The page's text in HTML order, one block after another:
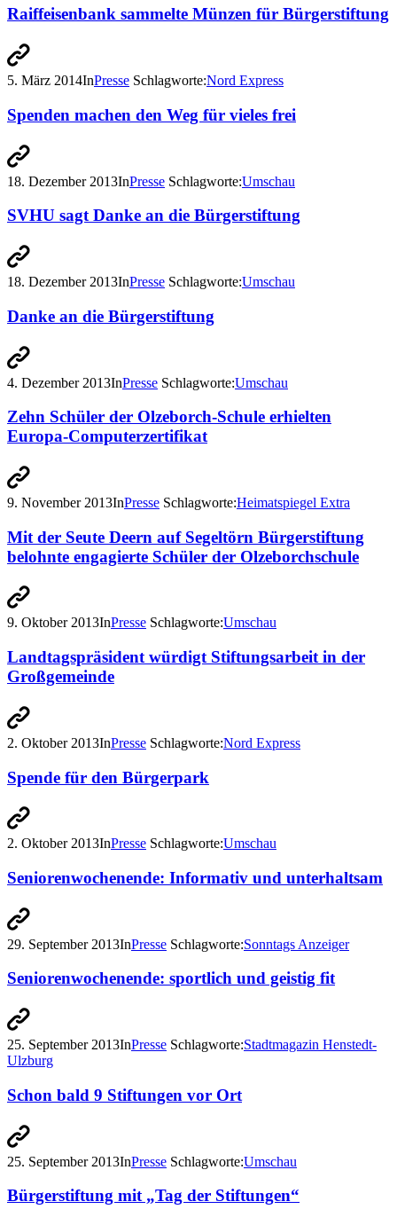
Raiffeisenbank sammelte Münzen für Bürgerstiftung
5. März 2014InPresse Schlagworte:Nord Express
Spenden machen den Weg für vieles frei
18. Dezember 2013InPresse Schlagworte:Umschau
SVHU sagt Danke an die Bürgerstiftung
18. Dezember 2013InPresse Schlagworte:Umschau
Danke an die Bürgerstiftung
4. Dezember 2013InPresse Schlagworte:Umschau
Zehn Schüler der Olzeborch-Schule erhielten
Europa-Computerzertifikat
9. November 2013InPresse Schlagworte:Heimatspiegel Extra
Mit der Seute Deern auf Segeltörn Bürgerstiftung
belohnte engagierte Schüler der Olzeborchschule
9. Oktober 2013InPresse Schlagworte:Umschau
Landtagspräsident würdigt Stiftungsarbeit in der
Großgemeinde
2. Oktober 2013InPresse Schlagworte:Nord Express
Spende für den Bürgerpark
2. Oktober 2013InPresse Schlagworte:Umschau
Seniorenwochenende: Informativ und unterhaltsam
29. September 2013InPresse Schlagworte:Sonntags Anzeiger
Seniorenwochenende: sportlich und geistig fit
25. September 2013InPresse Schlagworte:Stadtmagazin Henstedt-
Ulzburg
Schon bald 9 Stiftungen vor Ort
25. September 2013InPresse Schlagworte:Umschau
Bürgerstiftung mit „Tag der Stiftungen“